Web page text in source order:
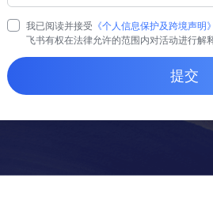
我已阅读并接受 《个人信息保护及跨境声明》
飞书有权在法律允许的范围内对活动进行解释
提交